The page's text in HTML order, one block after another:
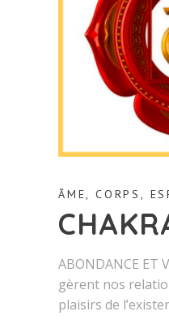
ÂME,CORPS,
ABONDANCE ET
gèrent nos
plaisirs de